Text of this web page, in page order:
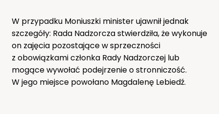
W przypadku Moniuszki minister ujawnił jednak
szczegóły: Rada Nadzorcza stwierdziła, że wykonuje
on zajęcia pozostające w sprzeczności
z obowiązkami członka Rady Nadzorczej lub
mogące wywołać podejrzenie o stronniczość.
W jego miejsce powołano Magdalenę Lebiedź.